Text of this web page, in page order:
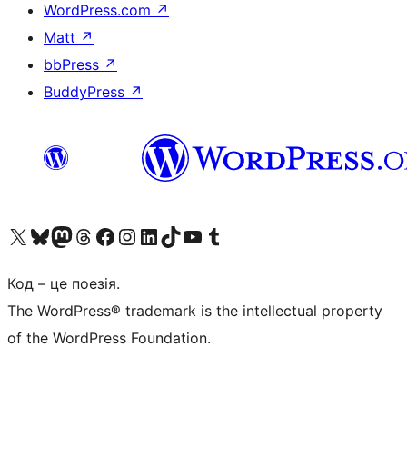
WordPress.com ↗
Matt ↗
bbPress ↗
BuddyPress ↗
Visit our X (formerly Twitter) account
Visit our Bluesky account
Завітайте до нашої стрічки в Mastodon
Visit our Threads account
Завітайте на нашу сторінку в Facebook
Visit our Instagram account
Visit our LinkedIn account
Visit our TikTok account
Visit our YouTube channel
Visit our Tumblr account
Код – це поезія.
The WordPress® trademark is the intellectual property
of the WordPress Foundation.